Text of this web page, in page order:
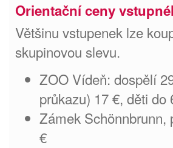
Orientační ceny
Většinu vstupenek lze
skupinovou slevu.
ZOO Vídeň: dospělí
průkazu) 17 €, děti do
Zámek Schönnbrunn,
€